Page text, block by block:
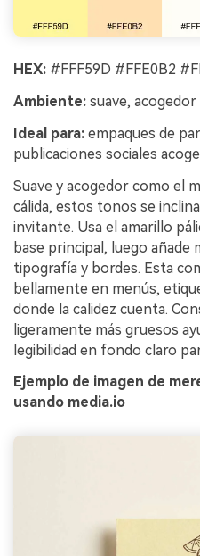
HEX: #FFF59D #FFE0B2
Ambiente: suave, acogedor
Ideal para: empaques de
publicaciones sociales
Suave y acogedor como el
cálida, estos tonos se
invitante. Usa el amarillo
base principal, luego añade
tipografía y bordes. Esta
bellamente en menús,
donde la calidez cuenta.
ligeramente más gruesos
legibilidad en fondo claro
Ejemplo de imagen de
usando media.io